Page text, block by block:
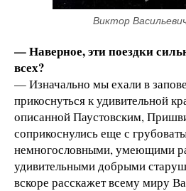
Виктор
— Наверное, эти поездки
всех?
— Изначально мы ехали в
прикоснуться к удивительной
описанной Паустовским,
соприкоснулись еще с
немногословными, умеющими
удивительными добрыми
вскоре расскажет всему миру